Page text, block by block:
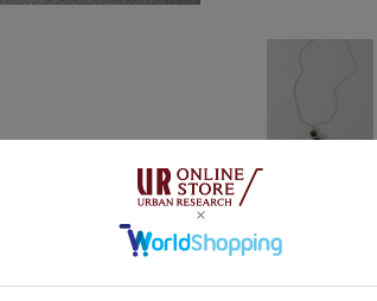
▶︎DOORS リ
肌あたりもや
ストレスフ
リネン100%
真夏でも快
サイズ〈S〉
私の身長でち